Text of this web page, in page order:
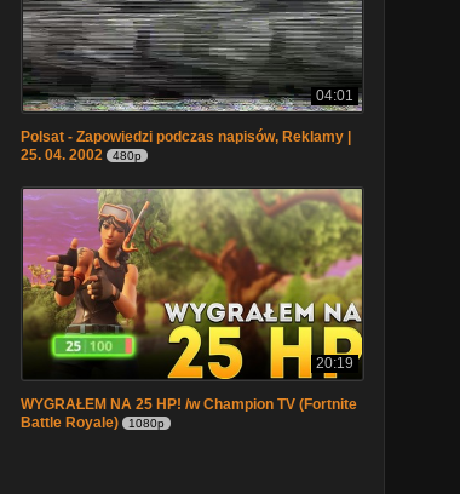
04:01
Polsat - Zapowiedzi podczas napisów, Reklamy |
25. 04. 2002
480p
20:19
WYGRAŁEM NA 25 HP! /w Champion TV (Fortnite
Battle Royale)
1080p